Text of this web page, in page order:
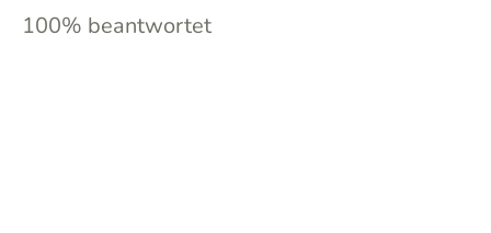
100% beantwortet